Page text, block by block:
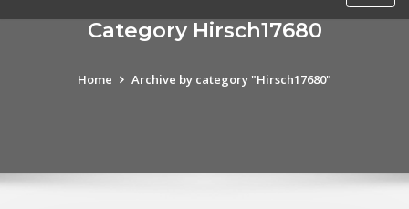
Category Hirsch17680
Home Archive by category "Hirsch17680"